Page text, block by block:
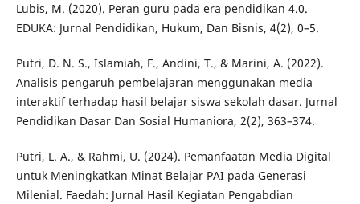
Lubis, M. (2020). Peran guru pada era pendidikan 4.0.
EDUKA: Jurnal Pendidikan, Hukum, Dan Bisnis, 4(2), 0–5.
Putri, D. N. S., Islamiah, F., Andini, T., & Marini, A. (2022).
Analisis pengaruh pembelajaran menggunakan media
interaktif terhadap hasil belajar siswa sekolah dasar. Jurnal
Pendidikan Dasar Dan Sosial Humaniora, 2(2), 363–374.
Putri, L. A., & Rahmi, U. (2024). Pemanfaatan Media Digital
untuk Meningkatkan Minat Belajar PAI pada Generasi
Milenial. Faedah: Jurnal Hasil Kegiatan Pengabdian